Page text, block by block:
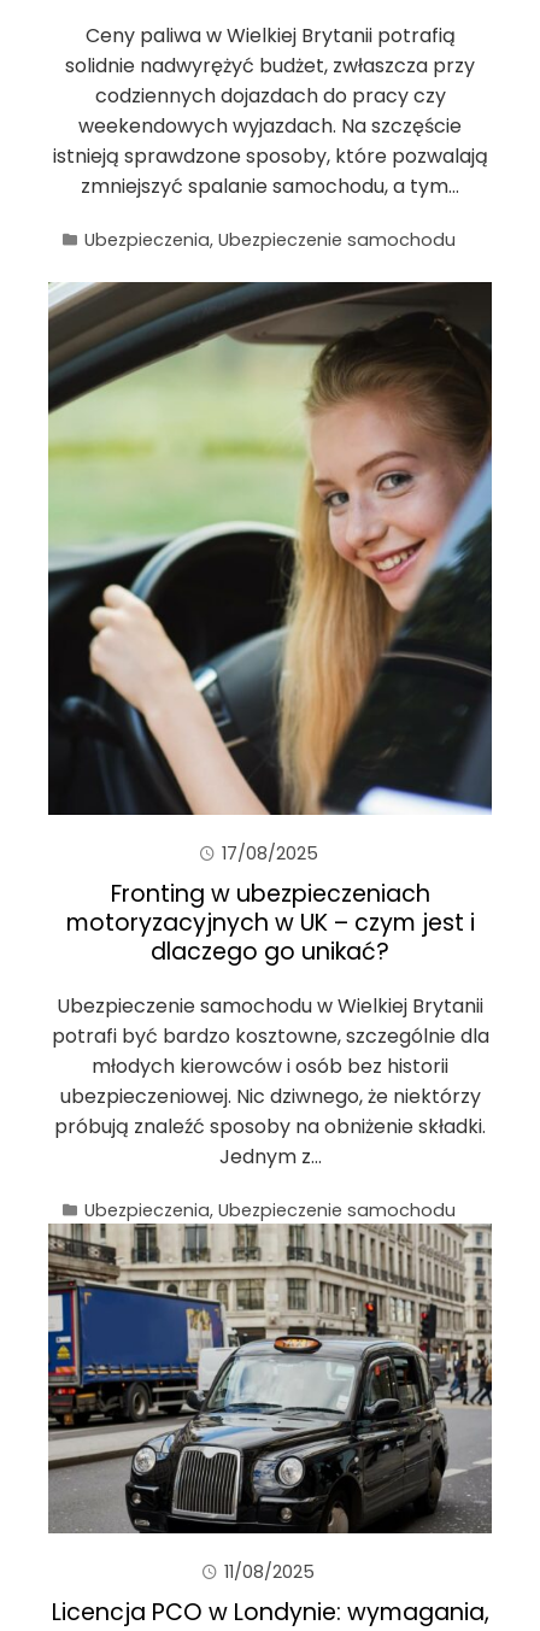
Ceny paliwa w Wielkiej Brytanii potrafią
solidnie nadwyrężyć budżet, zwłaszcza przy
codziennych dojazdach do pracy czy
weekendowych wyjazdach. Na szczęście
istnieją sprawdzone sposoby, które pozwalają
zmniejszyć spalanie samochodu, a tym…
Ubezpieczenia, Ubezpieczenie samochodu
17/08/2025
Fronting w ubezpieczeniach
motoryzacyjnych w UK – czym jest i
dlaczego go unikać?
Ubezpieczenie samochodu w Wielkiej Brytanii
potrafi być bardzo kosztowne, szczególnie dla
młodych kierowców i osób bez historii
ubezpieczeniowej. Nic dziwnego, że niektórzy
próbują znaleźć sposoby na obniżenie składki.
Jednym z…
Ubezpieczenia, Ubezpieczenie samochodu
11/08/2025
Licencja PCO w Londynie: wymagania,